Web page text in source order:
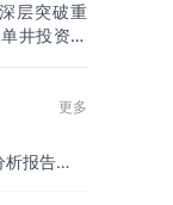
层突破重
井投资成
更多
析报告